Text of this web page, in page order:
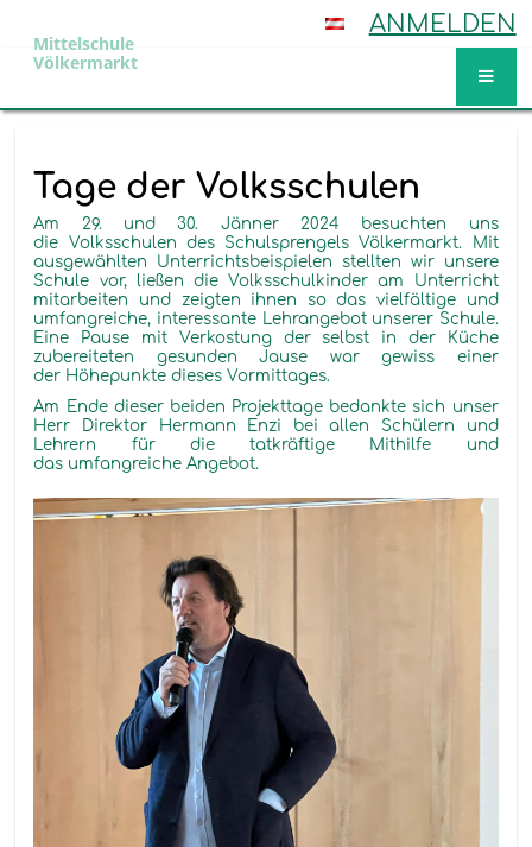
ANMELDEN
Mittelschule
Völkermarkt
Tage der Volksschulen
Am 29. und 30. Jänner 2024 besuchten uns
die Volksschulen des Schulsprengels Völkermarkt. Mit
ausgewählten Unterrichtsbeispielen stellten wir unsere
Schule vor, ließen die Volksschulkinder am Unterricht
mitarbeiten und zeigten ihnen so das vielfältige und
umfangreiche, interessante Lehrangebot unserer Schule.
Eine Pause mit Verkostung der selbst in der Küche
zubereiteten gesunden Jause war gewiss einer
der Höhepunkte dieses Vormittages.
Am Ende dieser beiden Projekttage bedankte sich unser
Herr Direktor Hermann Enzi bei allen Schülern und
Lehrern für die tatkräftige Mithilfe und
das umfangreiche Angebot.